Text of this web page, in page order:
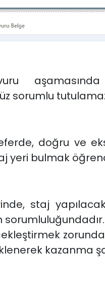
sorumlu
doğru ve
yeri bulmak
staj
kazanma